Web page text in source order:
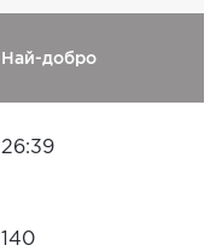
Най-добро
26:39
140